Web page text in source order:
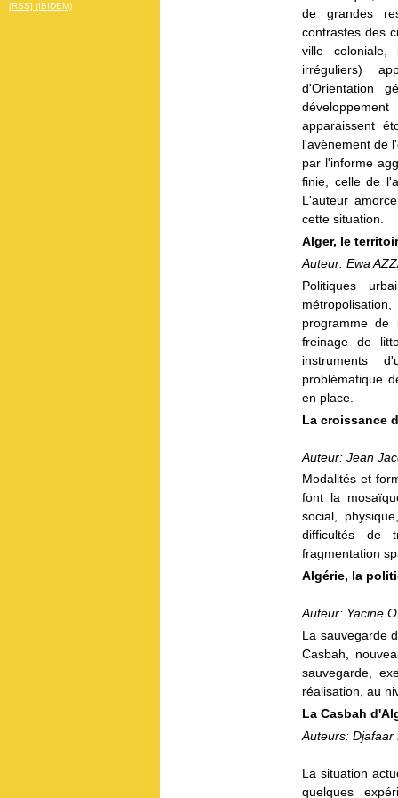
de grandes
contrastes des
ville
irréguliers)
d'Orientation
apparaissent
l'avènement de
par l'informe
finie, celle de
L'auteur
cette situation.
Alger, le
Auteur: Ewa
Politiques
programme
freinage de
instruments
problématique
en place.
La croissance
Auteur: Jean
Modalités et
font la
social,
difficultés de
fragmentation
Algérie, la
Auteur: Yacine
La sauvegarde
Casbah,
sauvegarde,
réalisation, au
La Casbah
Auteurs: Djafaar
La situation
quelques
[RSS] (IBIDEM)